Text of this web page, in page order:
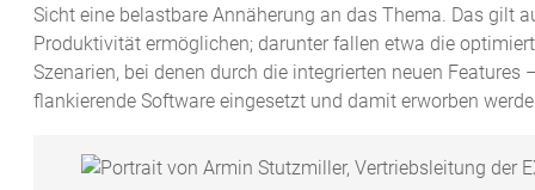
Sicht eine belastbare Annäherung an das Thema. Das gilt
Produktivität ermöglichen; darunter fallen etwa die
Szenarien, bei denen durch die integrierten neuen
flankierende Software eingesetzt und damit erworben